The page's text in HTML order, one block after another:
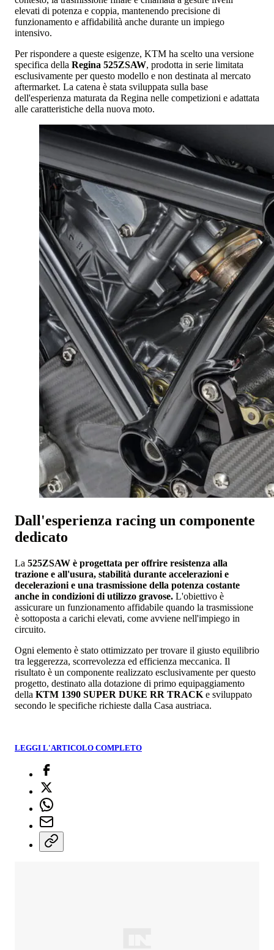
elevati di potenza e coppia, mantenendo precisione di
funzionamento e affidabilità anche durante un impiego
intensivo.
Per rispondere a queste esigenze, KTM ha scelto una versione
specifica della Regina 525ZSAW, prodotta in serie limitata
esclusivamente per questo modello e non destinata al mercato
aftermarket. La catena è stata sviluppata sulla base
dell'esperienza maturata da Regina nelle competizioni e adattata
alle caratteristiche della nuova moto.
Dall'esperienza racing un componente
dedicato
La 525ZSAW è progettata per offrire resistenza alla
trazione e all'usura, stabilità durante accelerazioni e
decelerazioni e una trasmissione della potenza costante
anche in condizioni di utilizzo gravose. L'obiettivo è
assicurare un funzionamento affidabile quando la trasmissione
è sottoposta a carichi elevati, come avviene nell'impiego in
circuito.
Ogni elemento è stato ottimizzato per trovare il giusto equilibrio
tra leggerezza, scorrevolezza ed efficienza meccanica. Il
risultato è un componente realizzato esclusivamente per questo
progetto, destinato alla dotazione di primo equipaggiamento
della KTM 1390 SUPER DUKE RR TRACK e sviluppato
secondo le specifiche richieste dalla Casa austriaca.
LEGGI L'ARTICOLO COMPLETO